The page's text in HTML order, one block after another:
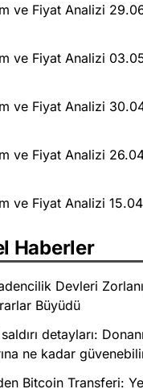
ve Fiyat Analizi
ve Fiyat Analizi
ve Fiyat Analizi
ve Fiyat Analizi
ve Fiyat Analizi
Haberler
Devleri
Büyüdü
detayları:
ne kadar
Bitcoin Transferi: